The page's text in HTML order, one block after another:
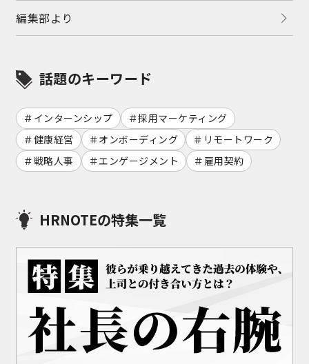
編集部より
話題のキーワード
インターンシップ
採用マーケティング
健康経営
オンボーディング
リモートワーク
戦略人事
エンゲージメント 雇用契約
HRNOTEの特集一覧